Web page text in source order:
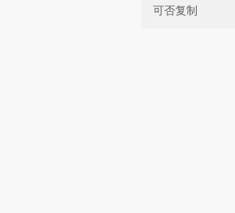
可否复制
成，可能与